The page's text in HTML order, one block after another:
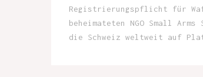
Registrierungspflicht für
beheimateten NGO Small
die Schweiz weltweit auf